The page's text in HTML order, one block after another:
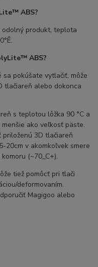
ABS?
produkt, teplota
ABS?
pokúšate vytlačiť, môže
tlačiareň alebo dokonca
s teplotou lôžka 90 °C a
ako veľkosť päste.
3D tlačiareň
20cm v akomkoľvek smere
(~70_C+).
tiež pomôcť pri tlači
deformovaním.
Magigoo alebo